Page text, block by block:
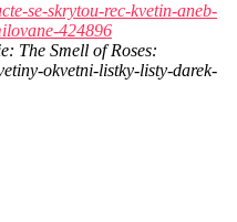
se-skrytou-rec-kvetin-aneb-
424896
The Smell of Roses:
okvetni-listky-listy-darek-